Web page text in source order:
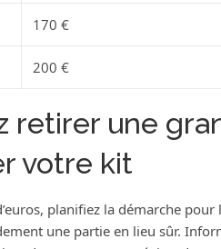
170 €
200 €
retirer une
votre kit
planifiez la démarche pour
une partie en lieu sûr.